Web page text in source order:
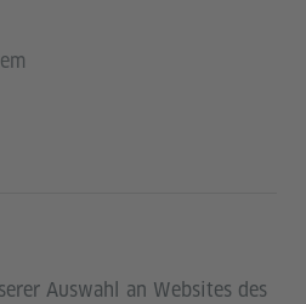
Auswahl an Websites des